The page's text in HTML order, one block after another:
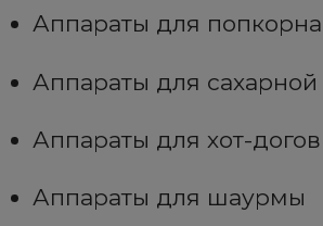
Аппараты для попкорна
Аппараты для сахарной
Аппараты для хот-догов
Аппараты для шаурмы